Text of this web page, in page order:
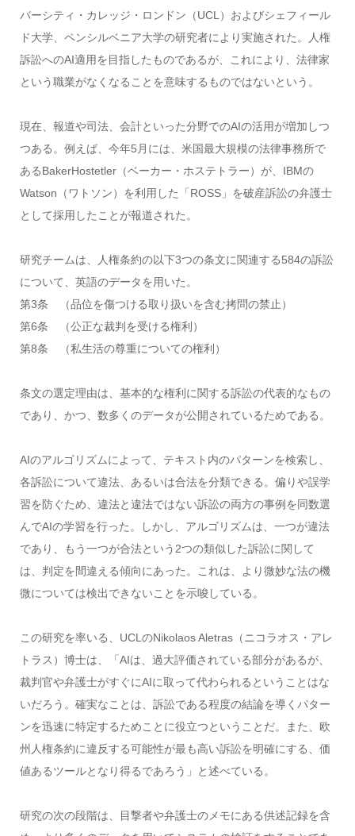
バーシティ・カレッジ・ロンドン（UCL）およびシェフィール
ド大学、ペンシルベニア大学の研究者により実施された。人権
訴訟へのAI適用を目指したものであるが、これにより、法律家
という職業がなくなることを意味するものではないという。
現在、報道や司法、会計といった分野でのAIの活用が増加しつ
つある。例えば、今年5月には、米国最大規模の法律事務所で
あるBakerHostetler（ベーカー・ホステトラー）が、IBMの
Watson（ワトソン）を利用した「ROSS」を破産訴訟の弁護士
として採用したことが報道された。
研究チームは、人権条約の以下3つの条文に関連する584の訴訟
について、英語のデータを用いた。
第3条 （品位を傷つける取り扱いを含む拷問の禁止）
第6条 （公正な裁判を受ける権利）
第8条 （私生活の尊重についての権利）
条文の選定理由は、基本的な権利に関する訴訟の代表的なもの
であり、かつ、数多くのデータが公開されているためである。
AIのアルゴリズムによって、テキスト内のパターンを検索し、
各訴訟について違法、あるいは合法を分類できる。偏りや誤学
習を防ぐため、違法と違法ではない訴訟の両方の事例を同数選
んでAIの学習を行った。しかし、アルゴリズムは、一つが違法
であり、もう一つが合法という2つの類似した訴訟に関して
は、判定を間違える傾向にあった。これは、より微妙な法の機
微については検出できないことを示唆している。
この研究を率いる、UCLのNikolaos Aletras（ニコラオス・アレ
トラス）博士は、「AIは、過大評価されている部分があるが、
裁判官や弁護士がすぐにAIに取って代わられるということはな
いだろう。確実なことは、訴訟である程度の結論を導くパター
ンを迅速に特定するためことに役立つということだ。また、欧
州人権条約に違反する可能性が最も高い訴訟を明確にする、価
値あるツールとなり得るであろう」と述べている。
研究の次の段階は、目撃者や弁護士のメモにある供述記録を含